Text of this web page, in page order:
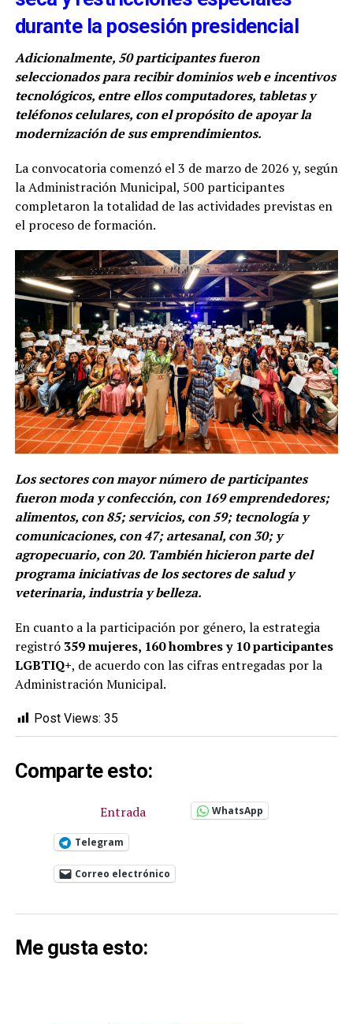
durante la posesión presidencial
Adicionalmente, 50 participantes fueron
seleccionados para recibir dominios web e incentivos
tecnológicos, entre ellos computadores, tabletas y
teléfonos celulares, con el propósito de apoyar la
modernización de sus emprendimientos.
La convocatoria comenzó el 3 de marzo de 2026 y, según
la Administración Municipal, 500 participantes
completaron la totalidad de las actividades previstas en
el proceso de formación.
Los sectores con mayor número de participantes
fueron moda y confección, con 169 emprendedores;
alimentos, con 85; servicios, con 59; tecnología y
comunicaciones, con 47; artesanal, con 30; y
agropecuario, con 20. También hicieron parte del
programa iniciativas de los sectores de salud y
veterinaria, industria y belleza.
En cuanto a la participación por género, la estrategia
registró 359 mujeres, 160 hombres y 10 participantes
LGBTIQ+, de acuerdo con las cifras entregadas por la
Administración Municipal.
Post Views: 35
Comparte esto:
Entrada WhatsApp
Telegram
Correo electrónico
Me gusta esto: